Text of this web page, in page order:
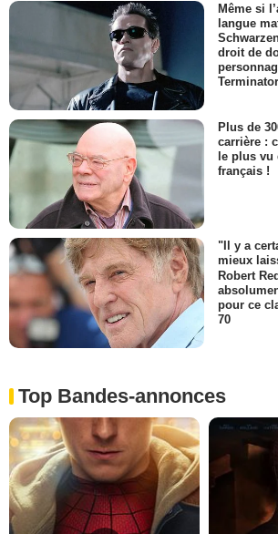
Même si
langue
droit de
Terminator
Plus de
carrière :
le plus vu
français !
"Il y a
mieux
Robert
pour ce
70
Top Bandes-annonces